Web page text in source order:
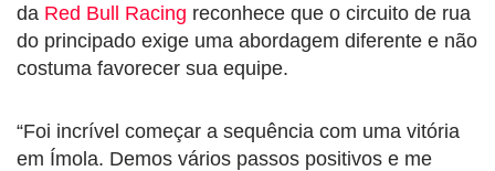
da Red Bull Racing reconhece que o circuito de rua
do principado exige uma abordagem diferente e não
costuma favorecer sua equipe.
“Foi incrível começar a sequência com uma vitória
em Ímola. Demos vários passos positivos e me